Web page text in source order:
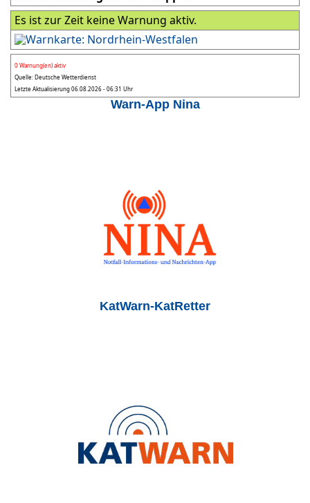
Es ist zur Zeit keine Warnung aktiv.
0 Warnung(en) aktiv
Quelle: Deutsche Wetterdienst
Letzte Aktualisierung 06.08.2026 - 06:31 Uhr
Warn-App Nina
KatWarn-KatRetter